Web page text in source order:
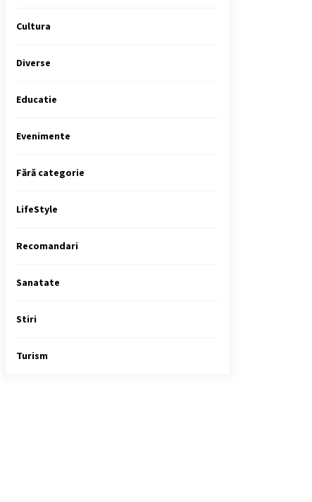
Cultura
Diverse
Educatie
Evenimente
Fără categorie
LifeStyle
Recomandari
Sanatate
Stiri
Turism